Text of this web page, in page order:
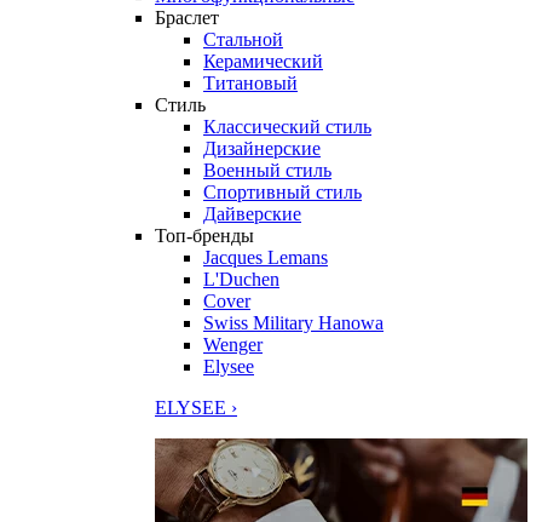
Браслет
Стальной
Керамический
Титановый
Стиль
Классический стиль
Дизайнерские
Военный стиль
Спортивный стиль
Дайверские
Топ-бренды
Jacques Lemans
L'Duchen
Cover
Swiss Military Hanowa
Wenger
Elysee
ELYSEE ›